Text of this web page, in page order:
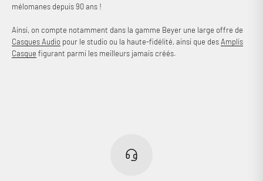
mélomanes depuis 90 ans !
Ainsi, on compte notamment dans la gamme Beyer une large offre de
Casques Audio pour le studio ou la haute-fidélité, ainsi que desAmplis
Casque figurant parmi les meilleurs jamais créés.